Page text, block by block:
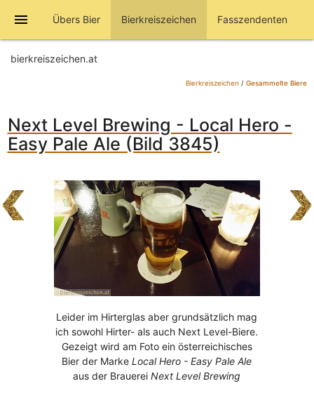
menu Übers Bier Bierkreiszeichen Fasszendenten
bierkreiszeichen.at
Bierkreiszeichen / Gesammelte Biere
Next Level Brewing - Local Hero -
Easy Pale Ale (Bild 3845)
Leider im Hirterglas aber grundsätzlich mag
ich sowohl Hirter- als auch Next Level-Biere.
Gezeigt wird am Foto ein österreichisches
Bier der MarkeLocal Hero - Easy Pale Ale
aus der BrauereiNext Level Brewing